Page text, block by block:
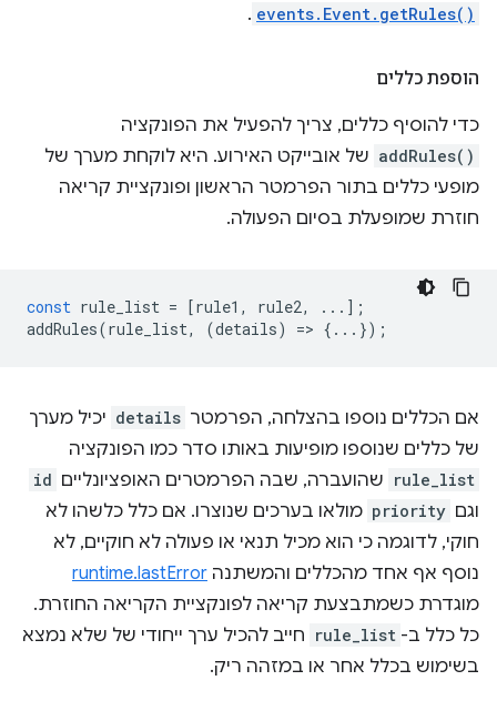
events.Event.getRules()
.
הוספת כללים
כדי להוסיף כללים, צריך להפעיל את הפונקציה
addRules() של אובייקט האירוע. היא לוקחת מערך של
מופעי כללים בתור הפרמטר הראשון ופונקציית קריאה
חוזרת שמופעלת בסיום הפעולה.
const rule_list = [rule1 , rule2,
...];
addRules(rule_list, (details) => {...});
אם הכללים נוספו בהצלחה, הפרמטר details יכיל מערך
של כללים שנוספו מופיעות באותו סדר כמו הפונקציה
rule_list שהועברה, שבה הפרמטרים האופציונליים id
וגם priority מולאו בערכים שנוצרו. אם כלל כלשהו לא
חוקי, לדוגמה כי הוא מכיל תנאי או פעולה לא חוקיים, לא
נוסף אף אחד מהכללים והמשתנה runtime.lastError
מוגדרת כשמתבצעת קריאה לפונקציית הקריאה החוזרת.
כל כלל ב- rule_list חייב להכיל ערך ייחודי של שלא נמצא
בשימוש בכלל אחר או במזהה ריק.